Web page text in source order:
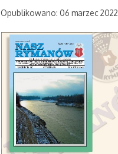
Opublikowano: 06 marzec 2022